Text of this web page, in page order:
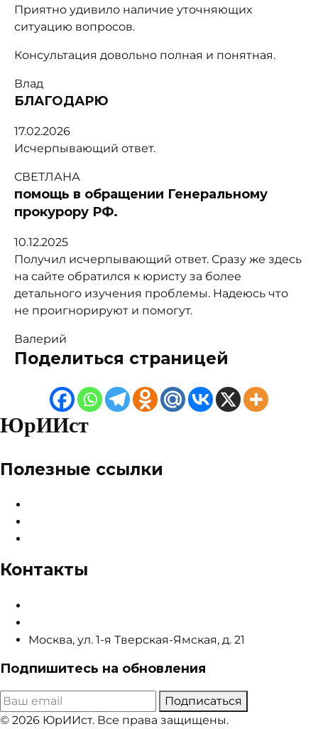
Приятно удивило наличие уточняющих
ситуацию вопросов.
Консультация довольно полная и понятная.
Влад
БЛАГОДАРЮ
17.02.2026
Исчерпывающий ответ.
СВЕТЛАНА
помощь в обращении Генеральному
прокурору РФ.
10.12.2025
Получил исчерпывающий ответ. Сразу же здесь
на сайте обратился к юристу за более
детального изучения проблемы. Надеюсь что
не проигнорируют и помогут.
Валерий
Поделиться страницей
ЮрИИст
Полезные ссылки
Контакты
Москва, ул. 1-я Тверская-Ямская, д. 21
Подпишитесь на обновления
Подписаться
© 2026 ЮрИИст. Все права защищены.